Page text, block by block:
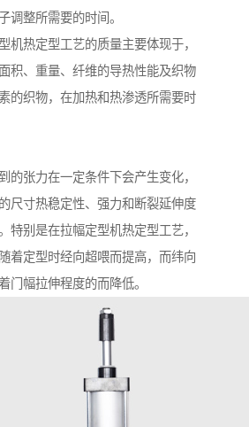
调整所需要的时间。
机热定型工艺的质量主要体现于，
积、重量、纤维的导热性能及织物
的织物，在加热和热渗透所需要时
的张力在一定条件下会产生变化，
尺寸热稳定性、强力和断裂延伸度
特别是在拉幅定型机热定型工艺，
着定型时经向超喂而提高，而纬向
门幅拉伸程度的而降低。